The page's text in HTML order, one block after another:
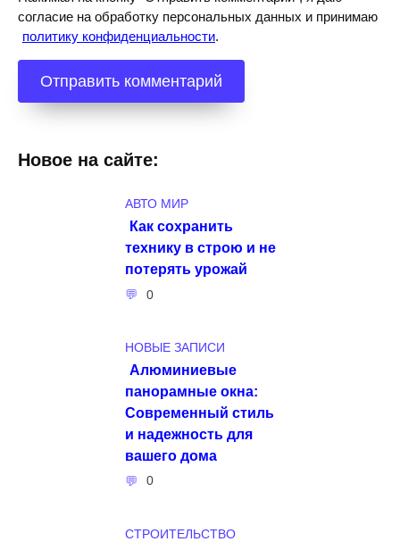
согласие на обработку персональных данных и принимаю
политику конфиденциальности.
Новое на сайте:
АВТО МИР
Как сохранить
технику в строю и не
потерять урожай
0
НОВЫЕ ЗАПИСИ
Алюминиевые
панорамные окна:
Современный стиль
и надежность для
вашего дома
0
СТРОИТЕЛЬСТВО